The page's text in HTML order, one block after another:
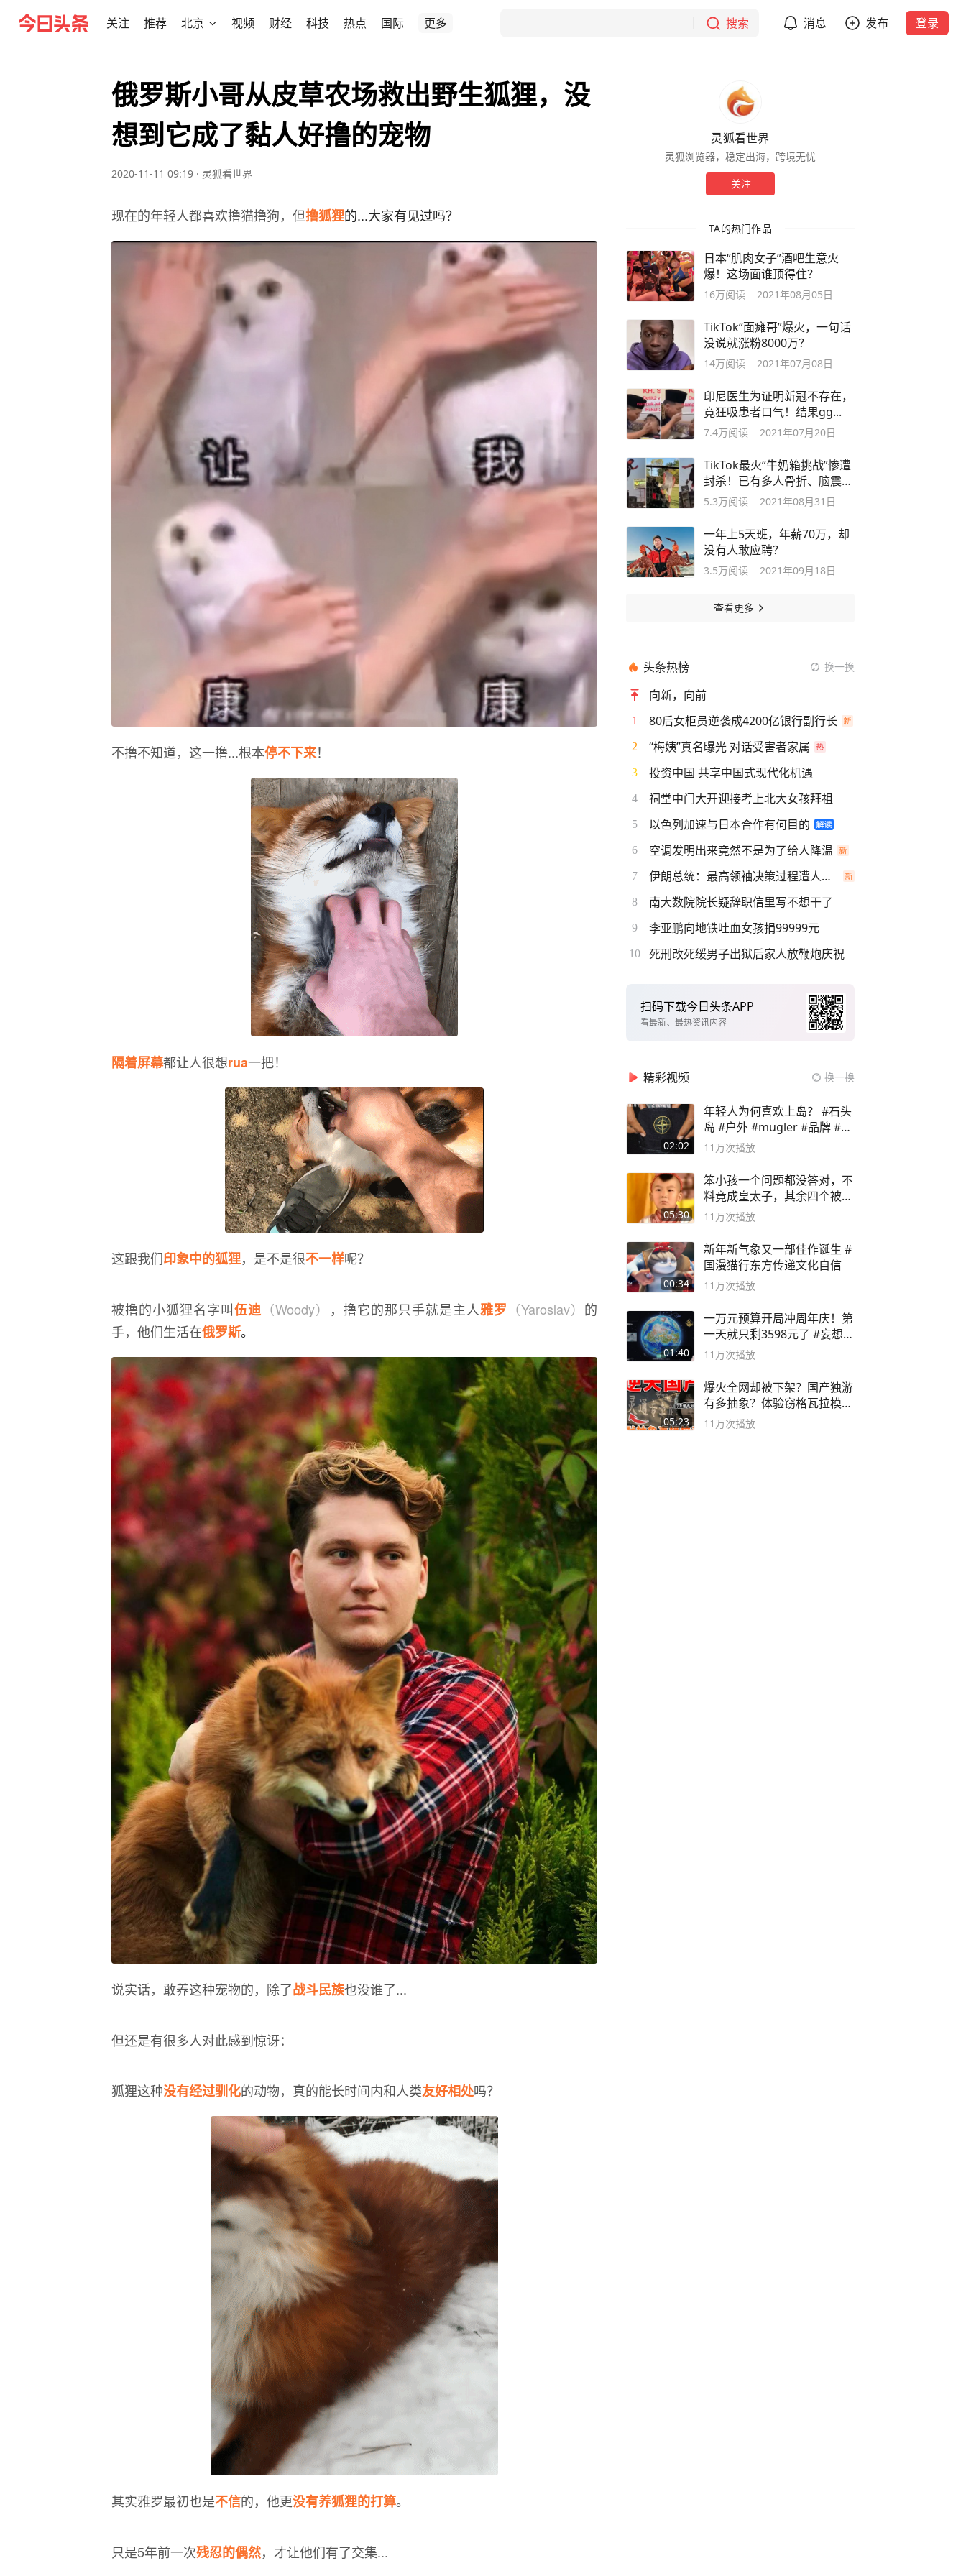
关注 推荐 北京 视频 财经 科技 热点 国际 更多 搜索 消息 发布 登录
俄罗斯小哥从皮草农场救出野生狐狸，没
想到它成了黏人好撸的宠物
2020-11-11 09:19 · 灵狐看世界
现在的年轻人都喜欢撸猫撸狗，但撸狐狸的...大家有见过吗？
不撸不知道，这一撸...根本停不下来！
隔着屏幕都让人很想rua一把！
这跟我们印象中的狐狸，是不是很不一样呢？
被撸的小狐狸名字叫伍迪 （Woody） ，撸它的那只手就是主人雅罗 （Yaroslav） 的
手，他们生活在俄罗斯。
说实话，敢养这种宠物的，除了战斗民族也没谁了...
但还是有很多人对此感到惊讶：
狐狸这种没有经过驯化的动物，真的能长时间内和人类友好相处吗？
其实雅罗最初也是不信的，他更没有养狐狸的打算。
只是5年前一次残忍的偶然，才让他们有了交集...
灵狐看世界
灵狐浏览器，稳定出海，跨境无忧
关注
TA的热门作品
日本“肌肉女子”酒吧生意火
爆！这场面谁顶得住？
16万阅读 2021年08月05日
TikTok“面瘫哥”爆火，一句话
没说就涨粉8000万？
14万阅读 2021年07月08日
印尼医生为证明新冠不存在，
竟狂吸患者口气！结果gg...
7.4万阅读 2021年07月20日
TikTok最火“牛奶箱挑战”惨遭
封杀！已有多人骨折、脑震
荡...
5.3万阅读 2021年08月31日
一年上5天班，年薪70万，却
没有人敢应聘？
3.5万阅读 2021年09月18日
查看更多
头条热榜 换一换
向新，向前
1 80后女柜员逆袭成4200亿银行副行长
2 “梅姨”真名曝光 对话受害者家属
3 投资中国 共享中国式现代化机遇
4 祠堂中门大开迎接考上北大女孩拜祖
5 以色列加速与日本合作有何目的
6 空调发明出来竟然不是为了给人降温
7 伊朗总统：最高领袖决策过程遭人利用
8 南大数院院长疑辞职信里写不想干了
9 李亚鹏向地铁吐血女孩捐99999元
10 死刑改死缓男子出狱后家人放鞭炮庆祝
扫码下载今日头条APP
看最新、最热资讯内容
精彩视频 换一换
02:02
年轻人为何喜欢上岛？ #石头
岛 #户外 #mugler #品牌 #足
球流氓
11万次播放
05:30
笨小孩一个问题都没答对，不
料竟成皇太子，其余四个被处
死
11万次播放
00:34
新年新气象又一部佳作诞生 #
国漫猫行东方传递文化自信
11万次播放
01:40
一万元预算开局冲周年庆！第
一天就只剩3598元了 #妄想山
海
11万次播放
05:23
爆火全网却被下架？国产独游
有多抽象？体验窃格瓦拉模拟
器！
11万次播放